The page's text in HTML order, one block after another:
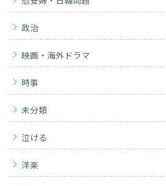
政治
映画・海外ドラマ
時事
未分類
泣ける
洋楽